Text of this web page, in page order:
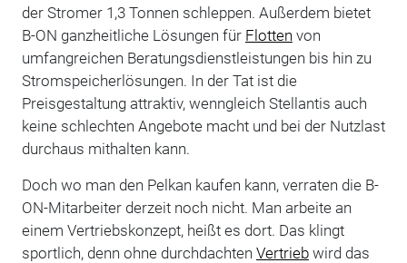
der Stromer 1,3 Tonnen schleppen. Außerdem bietet
B-ON ganzheitliche Lösungen für Flotten von
umfangreichen Beratungsdienstleistungen bis hin zu
Stromspeicherlösungen. In der Tat ist die
Preisgestaltung attraktiv, wenngleich Stellantis auch
keine schlechten Angebote macht und bei der Nutzlast
durchaus mithalten kann.
Doch wo man den Pelkan kaufen kann, verraten die B-
ON-Mitarbeiter derzeit noch nicht. Man arbeite an
einem Vertriebskonzept, heißt es dort. Das klingt
sportlich, denn ohne durchdachten Vertriebwird das